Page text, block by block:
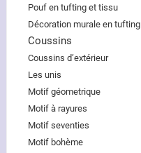
Pouf en tufting et tissu
Décoration murale en tufting
Coussins
Coussins d’extérieur
Les unis
Motif géometrique
Motif à rayures
Motif seventies
Motif bohème